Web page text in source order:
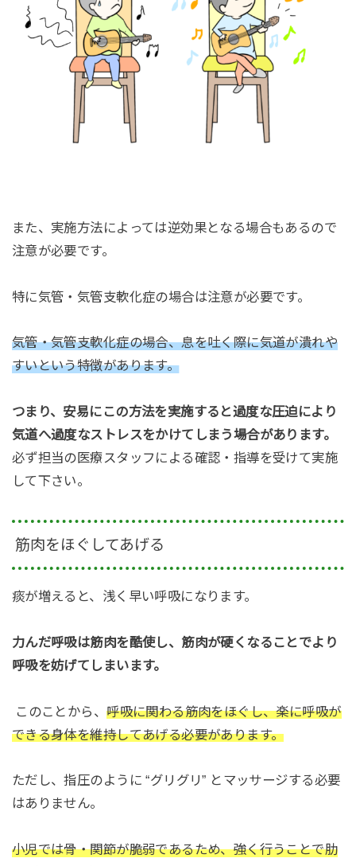
また、実施方法によっては逆効果となる場合もあるので
注意が必要です。
特に気管・気管支軟化症の場合は注意が必要です。
気管・気管支軟化症の場合、息を吐く際に気道が潰れや
すいという特徴があります。
つまり、安易にこの方法を実施すると過度な圧迫により
気道へ過度なストレスをかけてしまう場合があります。
必ず担当の医療スタッフによる確認・指導を受けて実施
して下さい。
筋肉をほぐしてあげる
痰が増えると、浅く早い呼吸になります。
力んだ呼吸は筋肉を酷使し、筋肉が硬くなることでより
呼吸を妨げてしまいます。
このことから、呼吸に関わる筋肉をほぐし、楽に呼吸が
できる身体を維持してあげる必要があります。
ただし、指圧のように “グリグリ” とマッサージする必要
はありません。
小児では骨・関節が脆弱であるため、強く行うことで肋